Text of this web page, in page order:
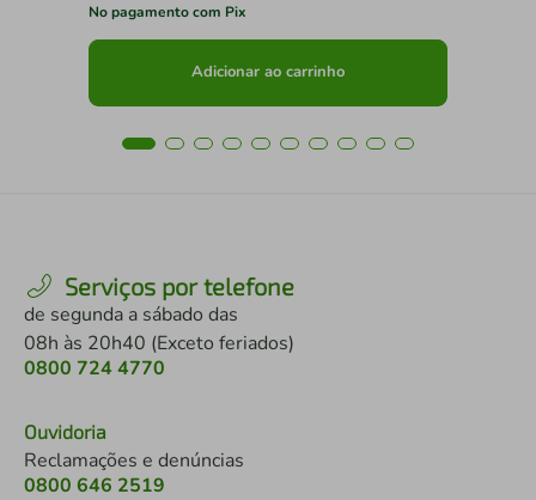
No pagamento com Pix
Adicionar ao carrinho
Serviços por telefone
de segunda a sábado das
08h às 20h40 (Exceto feriados)
0800 724 4770
Ouvidoria
Reclamações e denúncias
0800 646 2519